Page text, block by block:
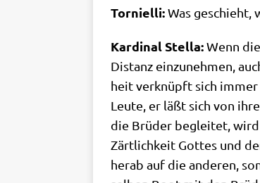
Tor­ni­el­li:Was geschieht,
Kar­di­nal Stel­la:Wenn
Distanz ein­zu­neh­men,
heit ver­knüpft sich
Leu­te, er läßt sich von
die Brü­der beglei­tet,
Zärt­lich­keit Got­tes und
her­ab auf die ande­ren,